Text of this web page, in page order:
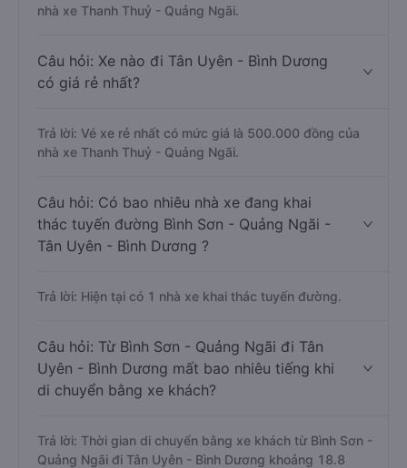
nhà xe Thanh Thuỷ - Quảng Ngãi.
Câu hỏi: Xe nào đi Tân Uyên - Bình Dương
có giá rẻ nhất?
Trả lời: Vé xe rẻ nhất có mức giá là 500.000 đồng của
nhà xe Thanh Thuỷ - Quảng Ngãi.
Câu hỏi: Có bao nhiêu nhà xe đang khai
thác tuyến đường Bình Sơn - Quảng Ngãi -
Tân Uyên - Bình Dương ?
Trả lời: Hiện tại có 1 nhà xe khai thác tuyến đường.
Câu hỏi: Từ Bình Sơn - Quảng Ngãi đi Tân
Uyên - Bình Dương mất bao nhiêu tiếng khi
di chuyển bằng xe khách?
Trả lời: Thời gian di chuyển bằng xe khách từ Bình Sơn -
Quảng Ngãi đi Tân Uyên - Bình Dương khoảng 18.8